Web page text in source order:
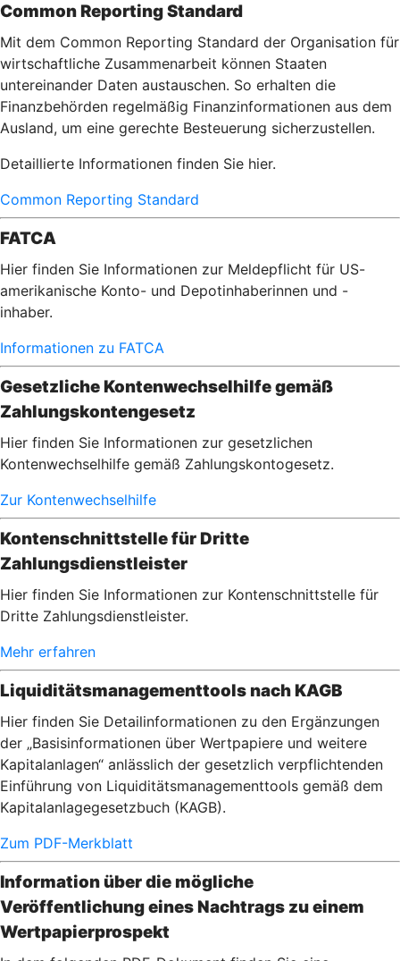
Common Reporting Standard
Mit dem Common Reporting Standard der Organisation für
wirtschaftliche Zusammenarbeit können Staaten
untereinander Daten austauschen. So erhalten die
Finanzbehörden regelmäßig Finanzinformationen aus dem
Ausland, um eine gerechte Besteuerung sicherzustellen.
Detaillierte Informationen finden Sie hier.
Common Reporting Standard
FATCA
Hier finden Sie Informationen zur Meldepflicht für US-
amerikanische Konto- und Depotinhaberinnen und -
inhaber.
Informationen zu FATCA
Gesetzliche Kontenwechselhilfe gemäß
Zahlungskontengesetz
Hier finden Sie Informationen zur gesetzlichen
Kontenwechselhilfe gemäß Zahlungskontogesetz.
Zur Kontenwechselhilfe
Kontenschnittstelle für Dritte
Zahlungsdienstleister
Hier finden Sie Informationen zur Kontenschnittstelle für
Dritte Zahlungsdienstleister.
Mehr erfahren
Liquiditätsmanagementtools nach KAGB
Hier finden Sie Detailinformationen zu den Ergänzungen
der „Basisinformationen über Wertpapiere und weitere
Kapitalanlagen“ anlässlich der gesetzlich verpflichtenden
Einführung von Liquiditätsmanagementtools gemäß dem
Kapitalanlagegesetzbuch (KAGB).
Zum PDF-Merkblatt
Information über die mögliche
Veröffentlichung eines Nachtrags zu einem
Wertpapierprospekt